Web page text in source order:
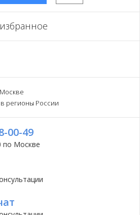
регионы России
00-49
по Москве